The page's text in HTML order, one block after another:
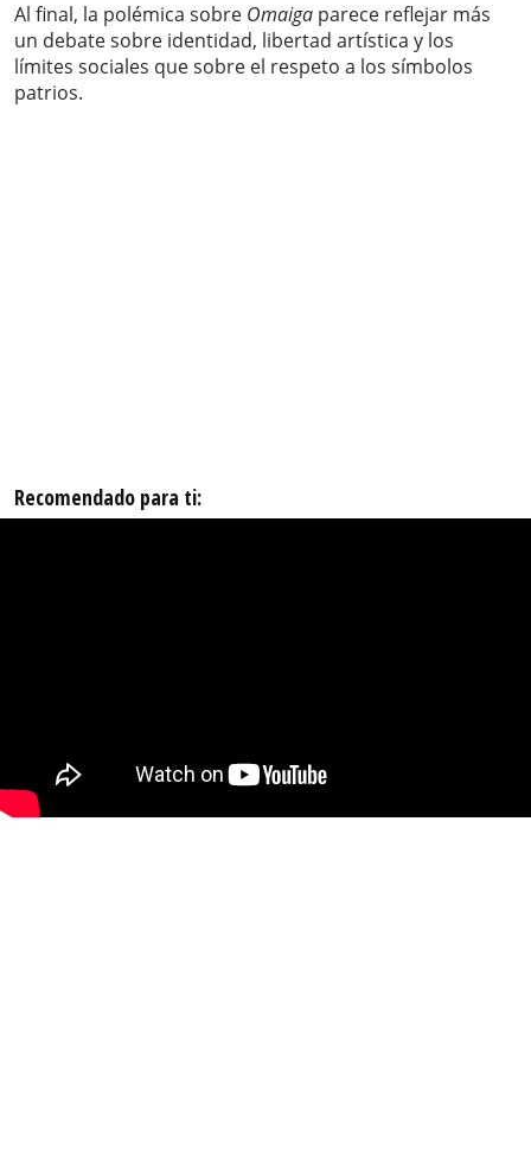
Al final, la polémica sobre Omaiga parece reflejar más
un debate sobre identidad, libertad artística y los
límites sociales que sobre el respeto a los símbolos
patrios.
Recomendado para ti: